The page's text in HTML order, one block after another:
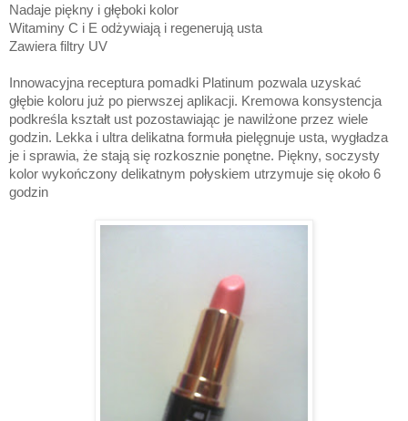
Nadaje piękny i głęboki kolor
Witaminy C i E odżywiają i regenerują usta
Zawiera filtry UV
Innowacyjna receptura pomadki Platinum pozwala uzyskać
głębie koloru już po pierwszej aplikacji. Kremowa konsystencja
podkreśla kształt ust pozostawiając je nawilżone przez wiele
godzin. Lekka i ultra delikatna formuła pielęgnuje usta, wygładza
je i sprawia, że stają się rozkosznie ponętne. Piękny, soczysty
kolor wykończony delikatnym połyskiem utrzymuje się około 6
godzin